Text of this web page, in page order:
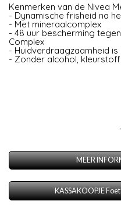
Kenmerken van de Nivea
- Dynamische frisheid na
- Met mineraalcomplex
- 48 uur bescherming
Complex
- Huidverdraagzaamheid
- Zonder alcohol,
MEER
KASSAKOOPJE